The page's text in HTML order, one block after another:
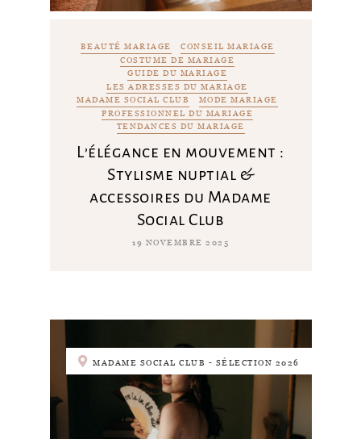
BEAUTÉ MARIAGE
CONSEIL MARIAGE
COSTUME DE MARIAGE
GUIDE DU MARIAGE
LES ADRESSES DU MARIAGE
MADAME SOCIAL CLUB
MODE MARIAGE
PROFESSIONNEL DU MARIAGE
TENDANCES DU MARIAGE
L’élégance en mouvement :
Stylisme nuptial &
accessoires du Madame
Social Club
19 NOVEMBRE 2025
MADAME SOCIAL CLUB - SÉLECTION 2026